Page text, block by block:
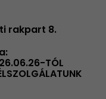
rakpart 8.
TÓL